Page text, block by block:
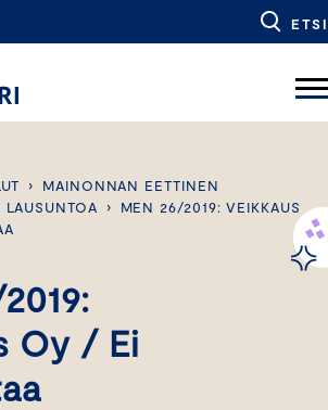
ETSI
›
MAINONNAN EETTINEN
LAUSUNTOA ›
MEN 26/2019: VEIKKAUS
Oy / Ei